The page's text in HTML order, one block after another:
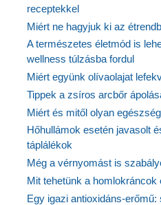
receptekkel
Miért ne hagyjuk ki az
A természetes életmód is
wellness túlzásba fordul
Miért együnk olívaolajat
Tippek a zsíros arcbőr
Miért és mitől olyan
Hőhullámok esetén javasolt
táplálékok
Még a vérnyomást is
Mit tehetünk a homlokráncok
Egy igazi antioxidáns-erőmű: